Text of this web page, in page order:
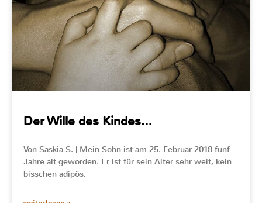
Der Wille des Kindes…
Von Saskia S. | Mein Sohn ist am 25. Februar 2018 fünf
Jahre alt geworden. Er ist für sein Alter sehr weit, kein
bisschen adipös,